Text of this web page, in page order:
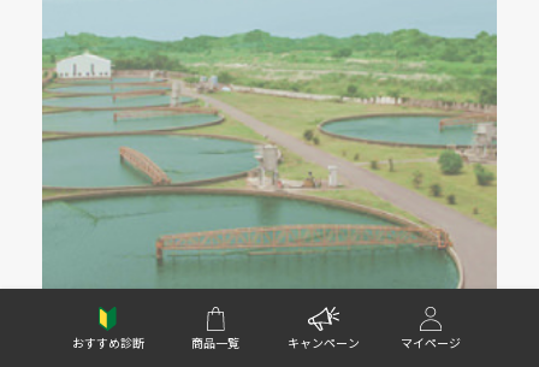
安心・安全のとりくみ
おすすめ診断 商品一覧 キャンペーン マイページ